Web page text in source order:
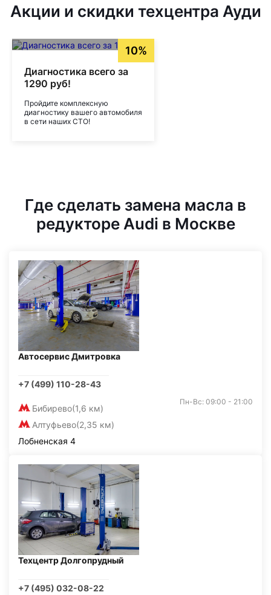
Акции и скидки техцентра Ауди
10%
Диагностика всего за
1290 руб!
Пройдите комплексную
диагностику вашего автомобиля
в сети наших СТО!
Где сделать замена масла в
редукторе Audi в Москве
Автосервис Дмитровка
+7 (499) 110-28-43
Бибирево(1,6 км)
Алтуфьево(2,35 км)
Пн-Вс: 09:00 - 21:00
Лобненская 4
Техцентр Долгопрудный
+7 (495) 032-08-22